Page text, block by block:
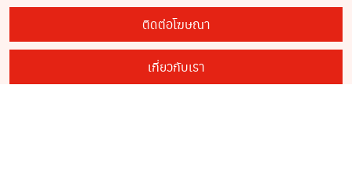
ติดต่อโฆษณา
เกี่ยวกับเรา